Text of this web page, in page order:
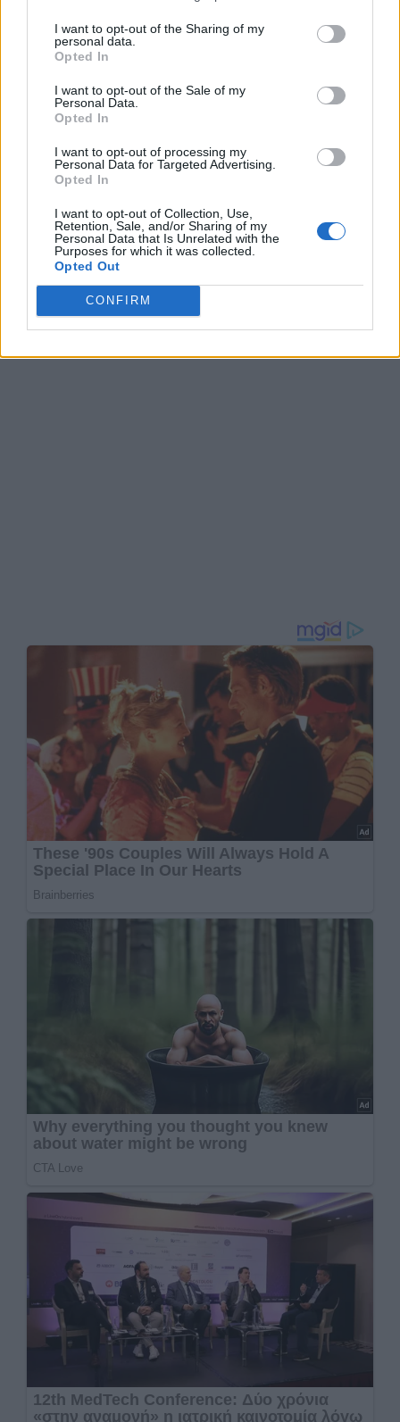
I want to opt-out of the Sharing of my
personal data.
Opted In
I want to opt-out of the Sale of my
Personal Data.
Opted In
I want to opt-out of processing my
Personal Data for Targeted Advertising.
Opted In
I want to opt-out of Collection, Use,
Retention, Sale, and/or Sharing of my
Personal Data that Is Unrelated with the
Purposes for which it was collected.
Opted Out
CONFIRM
Μοιραστείτε το άρθρο
Facebook